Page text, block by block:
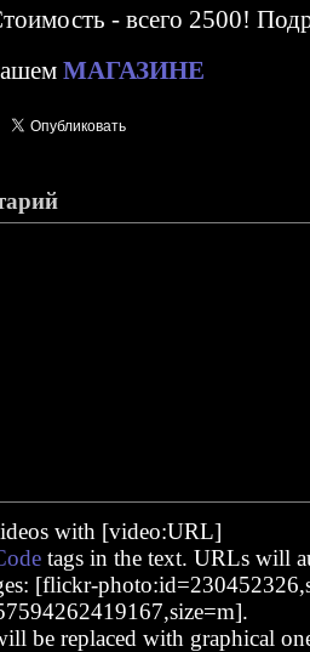
- всего 2500!
МАГАЗИНЕ
with [video:URL]
tags in the text. URLs will
[flickr-
be replaced with graphical